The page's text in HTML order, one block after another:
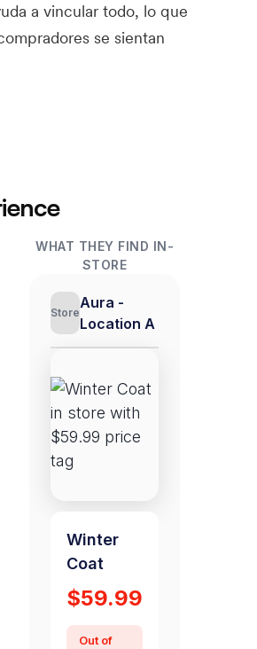
a vincular todo, lo que
se sientan
WHAT THEY FIND IN-
STORE
Store
Aura -
Location A
Winter
Coat
$59.99
Out of